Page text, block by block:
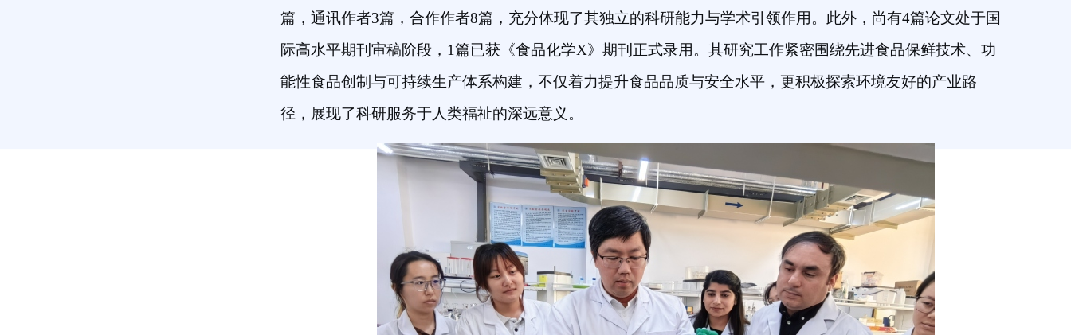
篇，通讯作者3篇，合作作者8篇，充分体现了其独立的科研能力与学术引领作用。此外，尚有4篇论文处于国
际高水平期刊审稿阶段，1篇已获《食品化学X》期刊正式录用。其研究工作紧密围绕先进食品保鲜技术、功
能性食品创制与可持续生产体系构建，不仅着力提升食品品质与安全水平，更积极探索环境友好的产业路
径，展现了科研服务于人类福祉的深远意义。